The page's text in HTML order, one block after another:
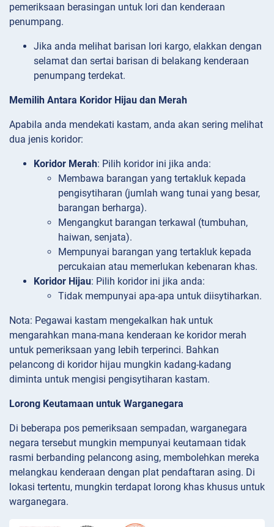
pemeriksaan berasingan untuk lori dan kenderaan
penumpang.
Jika anda melihat barisan lori kargo, elakkan dengan
selamat dan sertai barisan di belakang kenderaan
penumpang terdekat.
Memilih Antara Koridor Hijau dan Merah
Apabila anda mendekati kastam, anda akan sering melihat
dua jenis koridor:
Koridor Merah: Pilih koridor ini jika anda:
Membawa barangan yang tertakluk kepada
pengisytiharan (jumlah wang tunai yang besar,
barangan berharga).
Mengangkut barangan terkawal (tumbuhan,
haiwan, senjata).
Mempunyai barangan yang tertakluk kepada
percukaian atau memerlukan kebenaran khas.
Koridor Hijau: Pilih koridor ini jika anda:
Tidak mempunyai apa-apa untuk diisytiharkan.
Nota: Pegawai kastam mengekalkan hak untuk
mengarahkan mana-mana kenderaan ke koridor merah
untuk pemeriksaan yang lebih terperinci. Bahkan
pelancong di koridor hijau mungkin kadang-kadang
diminta untuk mengisi pengisytiharan kastam.
Lorong Keutamaan untuk Warganegara
Di beberapa pos pemeriksaan sempadan, warganegara
negara tersebut mungkin mempunyai keutamaan tidak
rasmi berbanding pelancong asing, membolehkan mereka
melangkau kenderaan dengan plat pendaftaran asing. Di
lokasi tertentu, mungkin terdapat lorong khas khusus untuk
warganegara.